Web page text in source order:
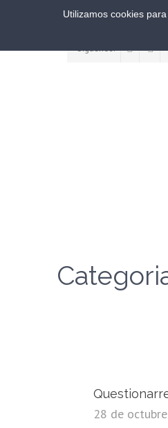
Síguenos:
28 de
Utilizamos cookies